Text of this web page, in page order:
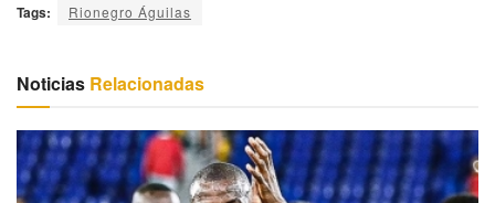
Tags: Rionegro Águilas
Noticias Relacionadas